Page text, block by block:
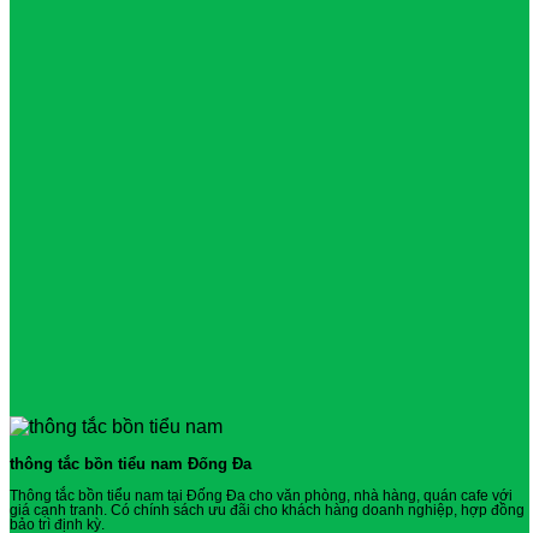
thông tắc bồn tiểu nam Đống Đa
Thông tắc bồn tiểu nam tại Đống Đa cho văn phòng, nhà hàng, quán cafe với
giá cạnh tranh. Có chính sách ưu đãi cho khách hàng doanh nghiệp, hợp đồng
bảo trì định kỳ.